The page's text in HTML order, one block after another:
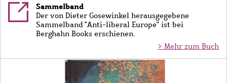
Sammelband
Der von Dieter Gosewinkel herausgegebene
Sammelband "Anti-liberal Europe" ist bei
Berghahn Books erschienen.
> Mehr zum Buch